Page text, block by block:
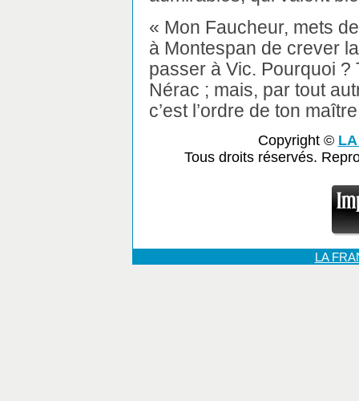
« Mon Faucheur, mets
à Montespan de crever
passer à Vic. Pourquoi ?
Nérac ; mais, par tout
c’est l’ordre de ton
Copyright ©
Tous droits réservés.
LA